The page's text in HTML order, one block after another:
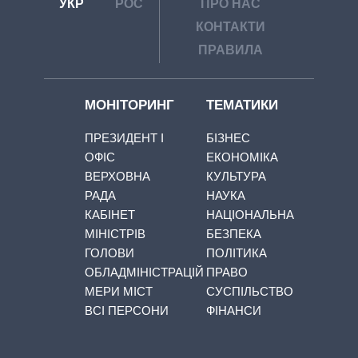
УКР РОС
ПРО НАС
КОНТАКТИ
ПРАВИЛА
МОНІТОРИНГ
ПРЕЗИДЕНТ І
ОФІС
ВЕРХОВНА
РАДА
КАБІНЕТ
МІНІСТРІВ
ГОЛОВИ
ОБЛАДМІНІСТРАЦІЙ
МЕРИ МІСТ
ВСІ ПЕРСОНИ
ТЕМАТИКИ
БІЗНЕС
ЕКОНОМІКА
КУЛЬТУРА
НАУКА
НАЦІОНАЛЬНА
БЕЗПЕКА
ПОЛІТИКА
ПРАВО
СУСПІЛЬСТВО
ФІНАНСИ